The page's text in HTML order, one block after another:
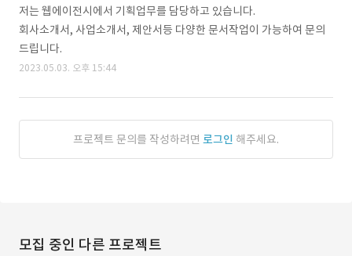
저는 웹에이전시에서 기획업무를 담당하고 있습니다.
회사소개서, 사업소개서, 제안서등 다양한 문서작업이 가능하여 문의
드립니다.
2023.05.03. 오후 15:44
프로젝트 문의를 작성하려면 로그인 해주세요.
모집 중인 다른 프로젝트